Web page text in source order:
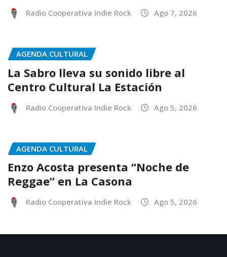
Radio Cooperativa Indie Rock Ago 7, 2026
AGENDA CULTURAL
La Sabro lleva su sonido libre al
Centro Cultural La Estación
Radio Cooperativa Indie Rock Ago 5, 2026
AGENDA CULTURAL
Enzo Acosta presenta “Noche de
Reggae” en La Casona
Radio Cooperativa Indie Rock Ago 5, 2026